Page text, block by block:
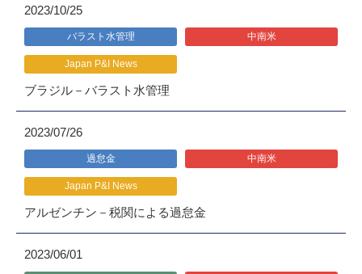
2023/10/25
バラスト水管理 中南米
Japan P&I News
ブラジル－バラスト水管理
2023/07/26
過怠金 中南米
Japan P&I News
アルゼンチン－税関による過怠金
2023/06/01